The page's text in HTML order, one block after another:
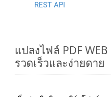
REST API
แปลงไฟล์ PDF
รวดเร็วและง่ายดาย